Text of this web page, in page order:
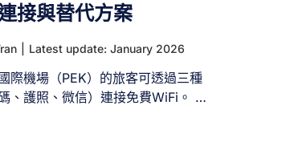
接與替代方案
Latest update: January 2026
際機場（PEK）的旅客可透過三種
、護照、微信）連接免費WiFi。 抵